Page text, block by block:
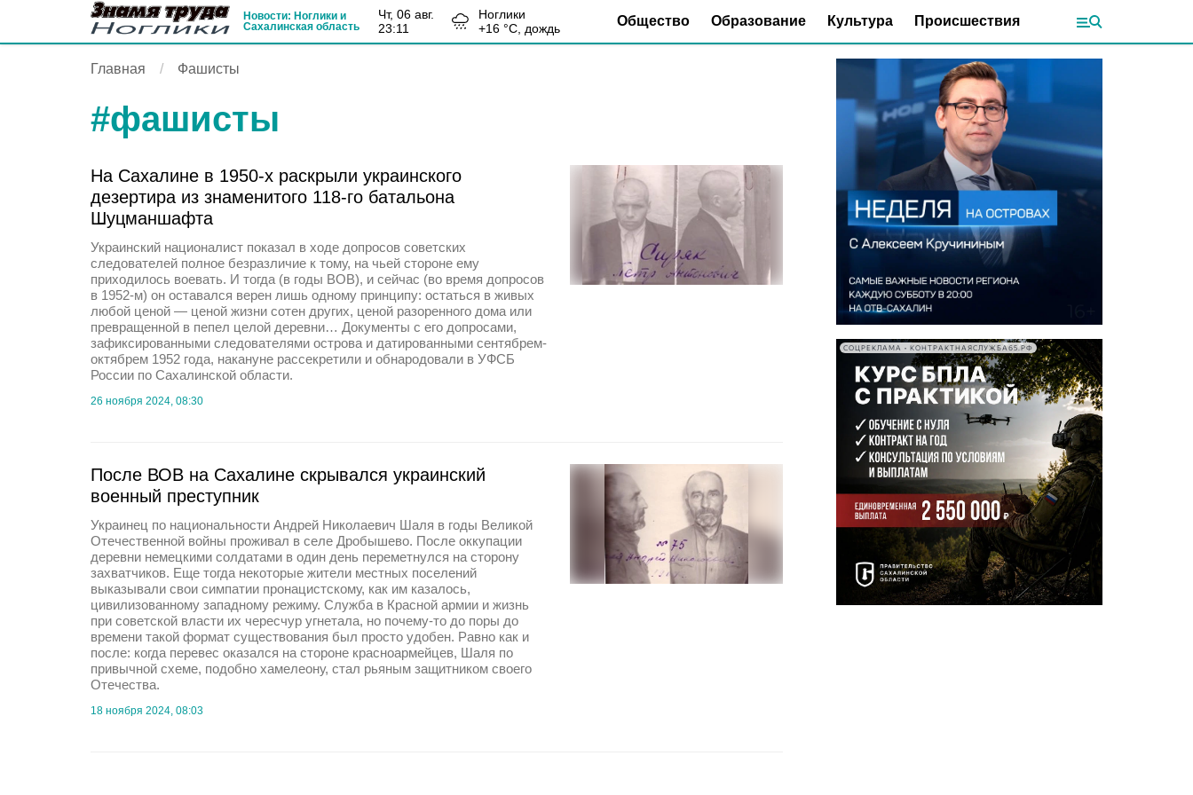
Новости: Ноглики и
Сахалинская область
чт, 06 авг.
23:11
Ноглики
+16 °С, дождь Общество Образование Культура Происшествия
Главная Фашисты
#фашисты
На Сахалине в 1950-х раскрыли украинского
дезертира из знаменитого 118-го батальона
Шуцманшафта
Украинский националист показал в ходе допросов советских
следователей полное безразличие к тому, на чьей стороне ему
приходилось воевать. И тогда (в годы ВОВ), и сейчас (во время допросов
в 1952-м) он оставался верен лишь одному принципу: остаться в живых
любой ценой — ценой жизни сотен других, ценой разоренного дома или
превращенной в пепел целой деревни… Документы с его допросами,
зафиксированными следователями острова и датированными сентябрем-
октябрем 1952 года, накануне рассекретили и обнародовали в УФСБ
России по Сахалинской области.
26 ноября 2024, 08:30
После ВОВ на Сахалине скрывался украинский
военный преступник
Украинец по национальности Андрей Николаевич Шаля в годы Великой
Отечественной войны проживал в селе Дробышево. После оккупации
деревни немецкими солдатами в один день переметнулся на сторону
захватчиков. Еще тогда некоторые жители местных поселений
выказывали свои симпатии пронацистскому, как им казалось,
цивилизованному западному режиму. Служба в Красной армии и жизнь
при советской власти их чересчур угнетала, но почему-то до поры до
времени такой формат существования был просто удобен. Равно как и
после: когда перевес оказался на стороне красноармейцев, Шаля по
привычной схеме, подобно хамелеону, стал рьяным защитником своего
Отечества.
18 ноября 2024, 08:03
СОЦРЕКЛАМА • КОНТРАКТНАЯСЛУЖБА65.РФ